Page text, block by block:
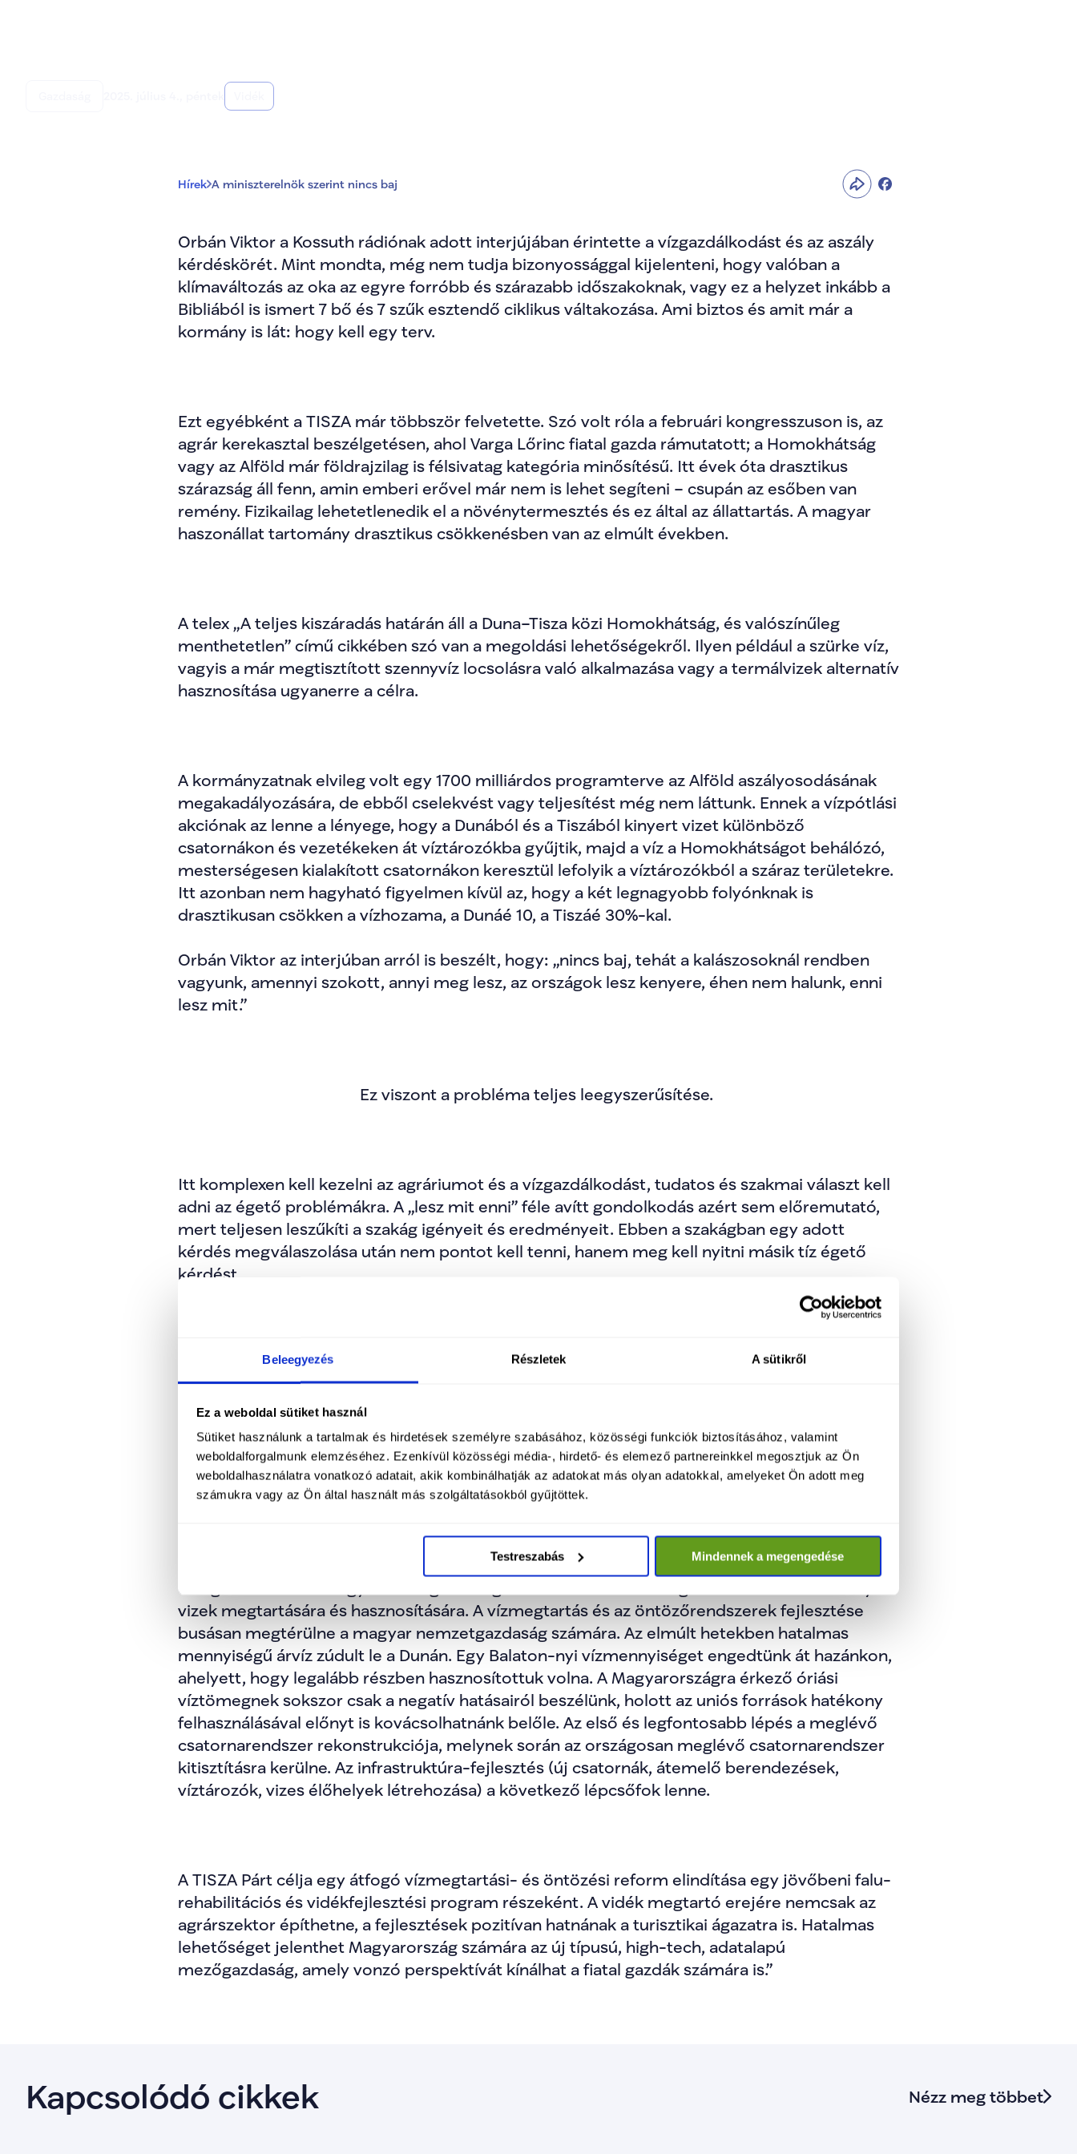
Beleegyezés Részletek A sütikről
Ez a weboldal sütiket használ
Sütiket használunk a tartalmak és hirdetések személyre szabásához, közösségi funkciók biztosításához, valamint
weboldalforgalmunk elemzéséhez. Ezenkívül közösségi média-, hirdető- és elemező partnereinkkel megosztjuk az Ön
weboldalhasználatra vonatkozó adatait, akik kombinálhatják az adatokat más olyan adatokkal, amelyeket Ön adott meg
számukra vagy az Ön által használt más szolgáltatásokból gyűjtöttek.
Testreszabás Mindennek a megengedése
Hírek A miniszterelnök szerint nincs baj
Orbán Viktor a Kossuth rádiónak adott interjújában érintette a vízgazdálkodást és az aszály
kérdéskörét. Mint mondta, még nem tudja bizonyossággal kijelenteni, hogy valóban a
klímaváltozás az oka az egyre forróbb és szárazabb időszakoknak, vagy ez a helyzet inkább a
Bibliából is ismert 7 bő és 7 szűk esztendő ciklikus váltakozása. Ami biztos és amit már a
kormány is lát: hogy kell egy terv.
Ezt egyébként a TISZA már többször felvetette. Szó volt róla a februári kongresszuson is, az
agrár kerekasztal beszélgetésen, ahol Varga Lőrinc fiatal gazda rámutatott; a Homokhátság
vagy az Alföld már földrajzilag is félsivatag kategória minősítésű. Itt évek óta drasztikus
szárazság áll fenn, amin emberi erővel már nem is lehet segíteni – csupán az esőben van
remény. Fizikailag lehetetlenedik el a növénytermesztés és ez által az állattartás. A magyar
haszonállat tartomány drasztikus csökkenésben van az elmúlt években.
A telex „A teljes kiszáradás határán áll a Duna–Tisza közi Homokhátság, és valószínűleg
menthetetlen” című cikkében szó van a megoldási lehetőségekről. Ilyen például a szürke víz,
vagyis a már megtisztított szennyvíz locsolásra való alkalmazása vagy a termálvizek alternatív
hasznosítása ugyanerre a célra.
A kormányzatnak elvileg volt egy 1700 milliárdos programterve az Alföld aszályosodásának
megakadályozására, de ebből cselekvést vagy teljesítést még nem láttunk. Ennek a vízpótlási
akciónak az lenne a lényege, hogy a Dunából és a Tiszából kinyert vizet különböző
csatornákon és vezetékeken át víztározókba gyűjtik, majd a víz a Homokhátságot behálózó,
mesterségesen kialakított csatornákon keresztül lefolyik a víztározókból a száraz területekre.
Itt azonban nem hagyható figyelmen kívül az, hogy a két legnagyobb folyónknak is
drasztikusan csökken a vízhozama, a Dunáé 10, a Tiszáé 30%-kal.
Orbán Viktor az interjúban arról is beszélt, hogy: „nincs baj, tehát a kalászosoknál rendben
vagyunk, amennyi szokott, annyi meg lesz, az országok lesz kenyere, éhen nem halunk, enni
lesz mit.”
Ez viszont a probléma teljes leegyszerűsítése.
Itt komplexen kell kezelni az agráriumot és a vízgazdálkodást, tudatos és szakmai választ kell
adni az égető problémákra. A „lesz mit enni” féle avítt gondolkodás azért sem előremutató,
mert teljesen leszűkíti a szakág igényeit és eredményeit. Ebben a szakágban egy adott
kérdés megválaszolása után nem pontot kell tenni, hanem meg kell nyitni másik tíz égető
kérdést.
Ahogy Bóna Szabolcs agrármérnök a februári agrár-kerekasztalon fogalmazott: „Nem hiszek
abban, hogy tisztán alapanyag-termelővé kellett lesilányítani az agráriumot, jelenleg pedig ez
a helyzet. Magyarország legfontosabb adottsága a termőföld, ezt ki kell aknázni, stratégiát
kell rá alkotni.”
nyilvánvaló problémájáról és a megoldási lehetőségekről: „Az árvízvédelem mellett a hazai
vízmegtartás fejlesztése és a meglévő öntöző csatornahálózat működőképessé tétele
elengedhetetlen a magyar mezőgazdaság számára. Óriási szükség lenne a hazánkon átfolyó
vizek megtartására és hasznosítására. A vízmegtartás és az öntözőrendszerek fejlesztése
busásan megtérülne a magyar nemzetgazdaság számára. Az elmúlt hetekben hatalmas
mennyiségű árvíz zúdult le a Dunán. Egy Balaton-nyi vízmennyiséget engedtünk át hazánkon,
ahelyett, hogy legalább részben hasznosítottuk volna. A Magyarországra érkező óriási
víztömegnek sokszor csak a negatív hatásairól beszélünk, holott az uniós források hatékony
felhasználásával előnyt is kovácsolhatnánk belőle. Az első és legfontosabb lépés a meglévő
csatornarendszer rekonstrukciója, melynek során az országosan meglévő csatornarendszer
kitisztításra kerülne. Az infrastruktúra-fejlesztés (új csatornák, átemelő berendezések,
víztározók, vizes élőhelyek létrehozása) a következő lépcsőfok lenne.
A TISZA Párt célja egy átfogó vízmegtartási- és öntözési reform elindítása egy jövőbeni falu-
rehabilitációs és vidékfejlesztési program részeként. A vidék megtartó erejére nemcsak az
agrárszektor építhetne, a fejlesztések pozitívan hatnának a turisztikai ágazatra is. Hatalmas
lehetőséget jelenthet Magyarország számára az új típusú, high-tech, adatalapú
mezőgazdaság, amely vonzó perspektívát kínálhat a fiatal gazdák számára is.”
Kapcsolódó cikkek Nézz meg többet